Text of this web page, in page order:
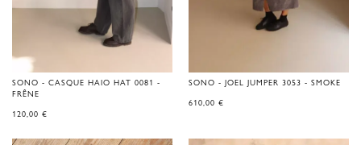
SONO - CASQUE HAIO HAT 0081 -
FRÊNE
120,00 €
SONO - JOEL JUMPER 3053 - SMOKE
610,00 €